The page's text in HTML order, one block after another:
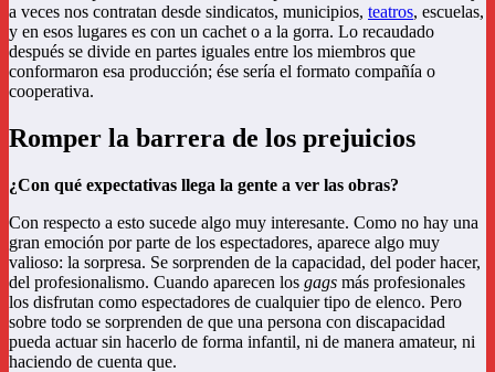
a veces nos contratan desde sindicatos, municipios, teatros, escuelas,
y en esos lugares es con un cachet o a la gorra. Lo recaudado
después se divide en partes iguales entre los miembros que
conformaron esa producción; ése sería el formato compañía o
cooperativa.
Romper la barrera de los prejuicios
¿Con qué expectativas llega la gente a ver las obras?
Con respecto a esto sucede algo muy interesante. Como no hay una
gran emoción por parte de los espectadores, aparece algo muy
valioso: la sorpresa. Se sorprenden de la capacidad, del poder hacer,
del profesionalismo. Cuando aparecen los gags más profesionales
los disfrutan como espectadores de cualquier tipo de elenco. Pero
sobre todo se sorprenden de que una persona con discapacidad
pueda actuar sin hacerlo de forma infantil, ni de manera amateur, ni
haciendo de cuenta que.